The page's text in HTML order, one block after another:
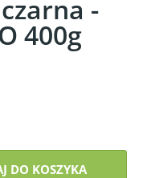
-
400g
DO KOSZYKA